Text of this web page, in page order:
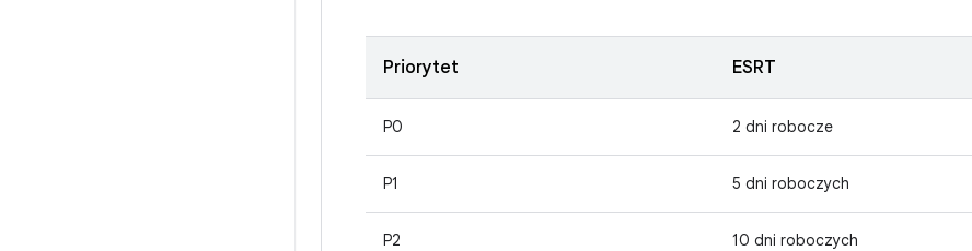
Priorytet ESRT
P0 2 dni robocze
P1 5 dni roboczych
P2 10 dni roboczych